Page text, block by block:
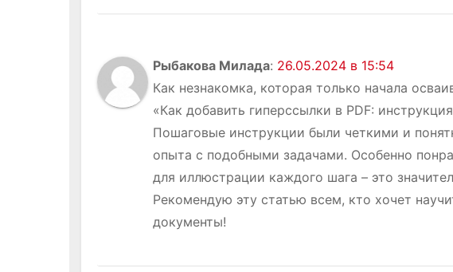
Рыбакова Милада: 26.05.2024 в 15:54
Как незнакомка, которая только начала
«Как добавить гиперссылки в PDF:
Пошаговые инструкции были четкими и
опыта с подобными задачами. Особенно
для иллюстрации каждого шага – это
Рекомендую эту статью всем, кто хочет
документы!